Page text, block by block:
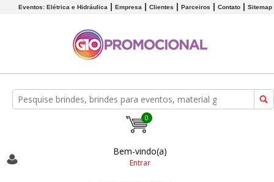
Eventos: Elétrica e Hidráulica Empresa Clientes Parceiros Contato Sitemap
0
Bem-vindo(a)
Entrar